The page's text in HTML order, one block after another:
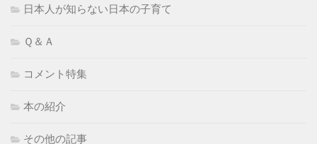
日本人が知らない日本の子育て
Ｑ＆Ａ
コメント特集
本の紹介
その他の記事